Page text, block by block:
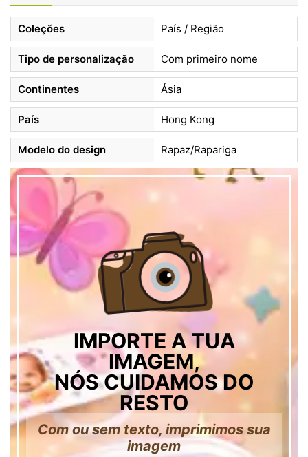
Coleções País / Região
Tipo de personalização Com primeiro nome
Continentes Ásia
País Hong Kong
Modelo do design Rapaz/Rapariga
IMPORTE A TUA
IMAGEM,
NÓS CUIDAMOS DO
RESTO
Com ou sem texto, imprimimos sua
imagem